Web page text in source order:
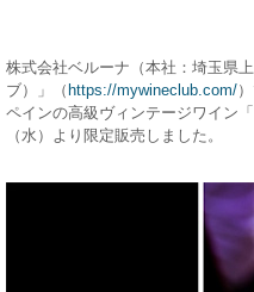
株式会社ベルーナ（本社：埼玉県
ブ）」（ https://mywineclub.com/
ペインの高級ヴィンテージワイン
（水）より限定販売しました。